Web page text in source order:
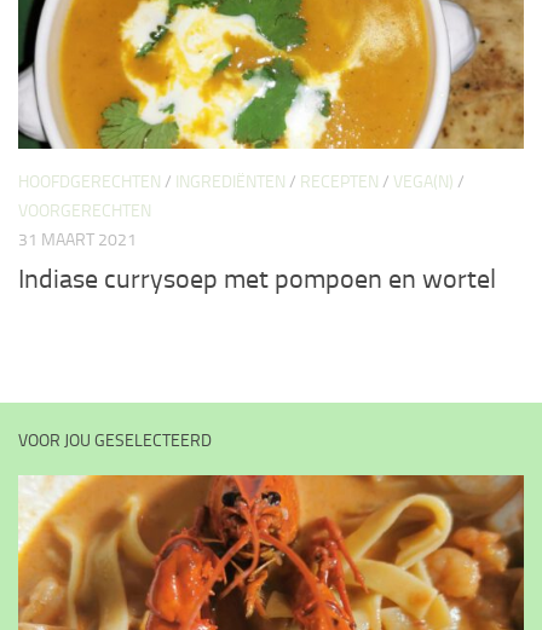
HOOFDGERECHTEN / INGREDIËNTEN / RECEPTEN / VEGA(N) /
VOORGERECHTEN
31 MAART 2021
Indiase currysoep met pompoen en wortel
VOOR JOU GESELECTEERD